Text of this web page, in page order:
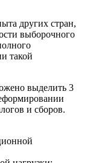
других стран,
выборочного
такой
выделить 3
и сборов.